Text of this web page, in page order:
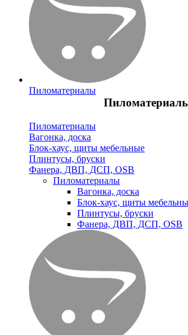
Пиломатериалы
Пиломатериалы
Вагонка, доска
Блок-хаус, щиты мебельные
Плинтусы, бруски
Фанера, ДВП, ДСП, OSB
Пиломатериалы
Вагонка, доска
Блок-хаус, щиты
Плинтусы, бруски
Фанера, ДВП, ДСП, OSB